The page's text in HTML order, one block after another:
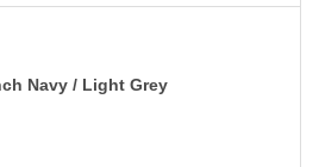
Navy / Light Grey